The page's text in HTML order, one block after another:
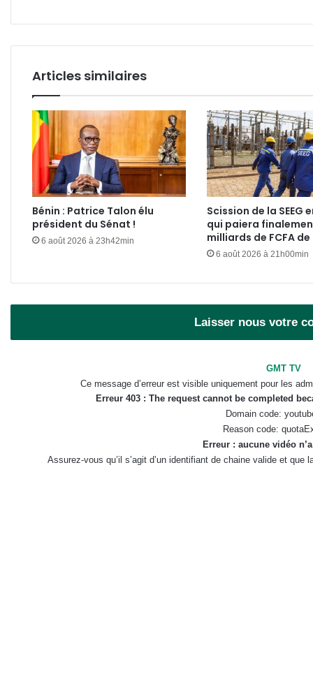
les
Articles similaires
Bénin : Patrice Talon élu
président du Sénat !
6 août 2026 à 23h42min
Scission de la SEEG
qui paiera
milliards de FCFA
6 août 2026 à 21h00min
Laisser nous votre
GMT TV
Ce message d’erreur est visible uniquement pour les
Erreur 403 : The request cannot be completed
Domain code:
Reason code:
Erreur : aucune vidéo
Assurez-vous qu’il s’agit d’un identifiant de chaine valide et